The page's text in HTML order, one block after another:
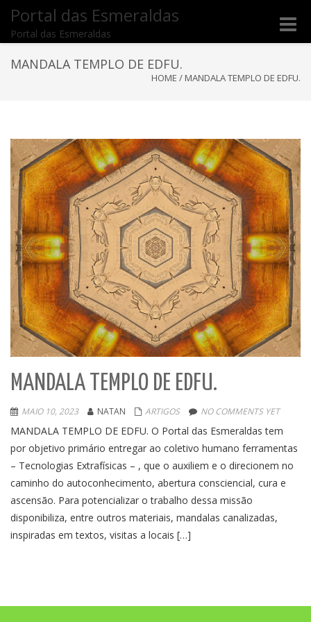
Portal das Esmeraldas
Portal das Esmeraldas
Toggle
MANDALA TEMPLO DE EDFU.
HOME / MANDALA TEMPLO DE EDFU.
MANDALA TEMPLO DE EDFU.
MAIO 10, 2023 NATAN ARTIGOS NO COMMENTS YET
MANDALA TEMPLO DE EDFU. O Portal das Esmeraldas tem
por objetivo primário entregar ao coletivo humano ferramentas
– Tecnologias Extrafísicas – , que o auxiliem e o direcionem no
caminho do autoconhecimento, abertura consciencial, cura e
ascensão. Para potencializar o trabalho dessa missão
disponibiliza, entre outros materiais, mandalas canalizadas,
inspiradas em textos, visitas a locais […]